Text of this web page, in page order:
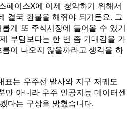
페이스X에 이제 청약하기 위해서
결국 환불을 해줘야 되거든요. 그
게 또 주식시장에 들어올 수 있기
부담보다는 한 번 좀 기대감을 가
이 나오지 않을까라고 생각을 하
표는 우주선 발사와 지구 저궤도
만 아니라 우주 인공지능 데이터센
다는 구상을 밝혔습니다.